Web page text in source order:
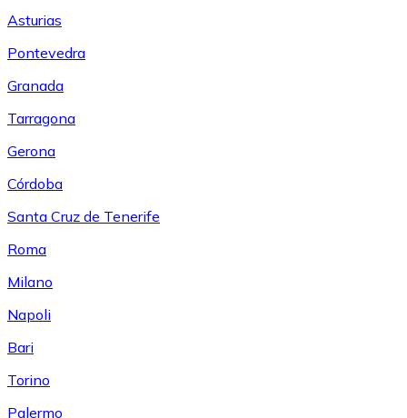
Asturias
Pontevedra
Granada
Tarragona
Gerona
Córdoba
Santa Cruz de Tenerife
Roma
Milano
Napoli
Bari
Torino
Palermo